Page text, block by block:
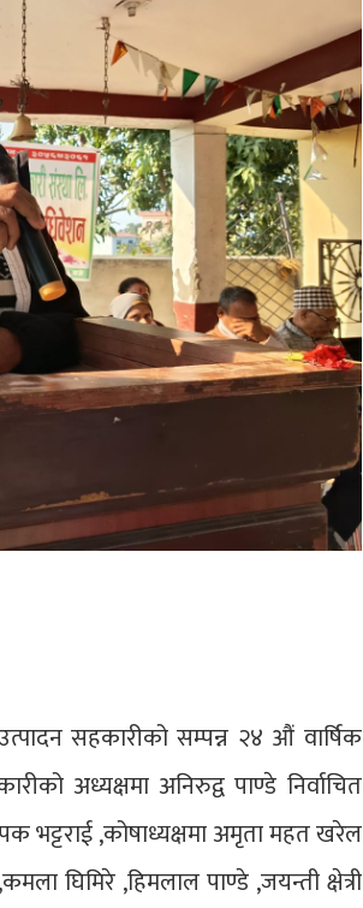
सहकारीको सम्पन्न २४ औं वार्षिक
अध्यक्षमा अनिरुद्व पाण्डे निर्वाचित
भट्टराई ,कोषाध्यक्षमा अमृता महत खरेल
घिमिरे ,हिमलाल पाण्डे ,जयन्ती क्षेत्री